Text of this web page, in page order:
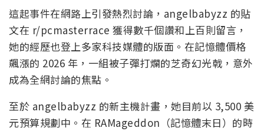
這起事件在網路上引發熱烈討論，angelbabyzz 的貼
文在 r/pcmasterrace 獲得數千個讚和上百則留言，
她的經歷也登上多家科技媒體的版面。在記憶體價格
飆漲的 2026 年，一組被子彈打爛的芝奇幻光戟，意外
成為全網討論的焦點。
至於 angelbabyzz 的新主機計畫，她目前以 3,500 美
元預算規劃中。在 RAMageddon（記憶體末日）的時